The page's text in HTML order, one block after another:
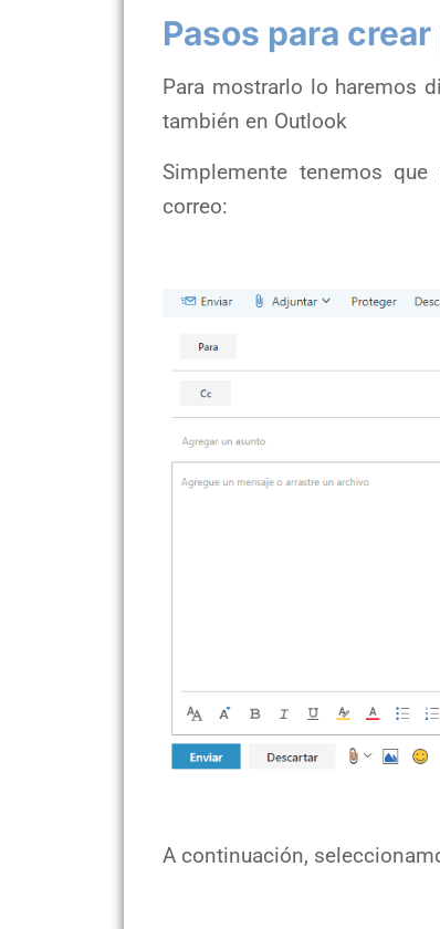
Pasos para
Para mostrarlo lo haremos
también en Outlook
Simplemente tenemos
correo:
A continuación,